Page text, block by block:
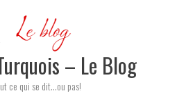
– Le Blog
ce qui se dit…ou pas!